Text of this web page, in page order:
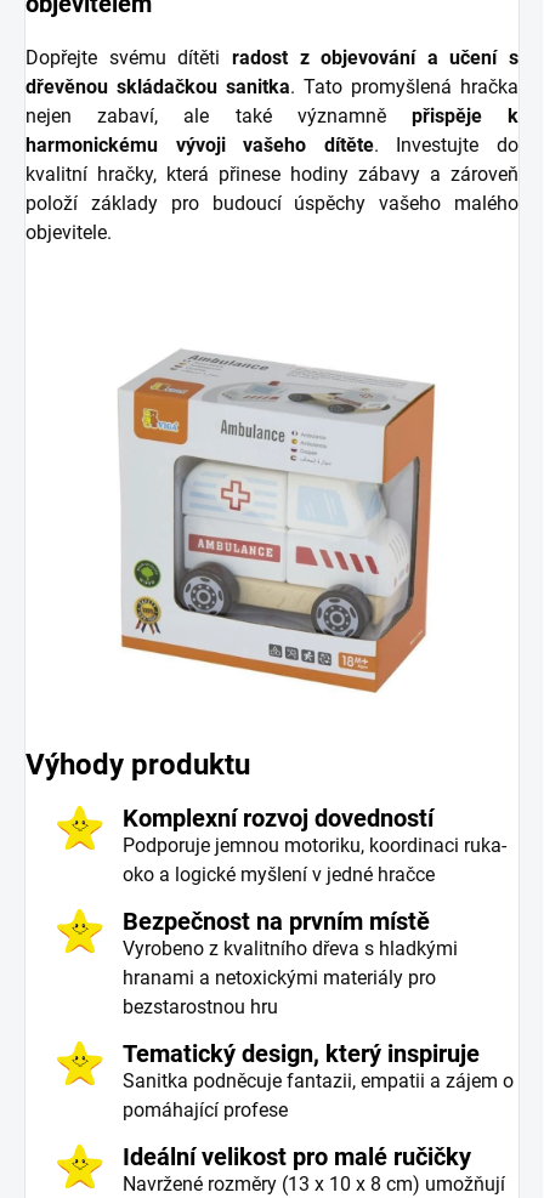
Dopřejte svému dítěti radost z objevování a učení s
dřevěnou skládačkou sanitka. Tato promyšlená hračka
nejen zabaví, ale také významně
přispěje k
harmonickému vývoji vašeho dítěte. Investujte do
kvalitní hračky, která přinese hodiny zábavy a zároveň
položí základy pro budoucí úspěchy vašeho malého
objevitele.
Výhody produktu
Komplexní rozvoj dovedností
Podporuje jemnou motoriku, koordinaci ruka-
oko a logické myšlení v jedné hračce
Bezpečnost na prvním místě
Vyrobeno z kvalitního dřeva s hladkými
hranami a netoxickými materiály pro
bezstarostnou hru
Tematický design, který inspiruje
Sanitka podněcuje fantazii, empatii a zájem o
pomáhající profese
Ideální velikost pro malé ručičky
Navržené rozměry (13 x 10 x 8 cm) umožňují